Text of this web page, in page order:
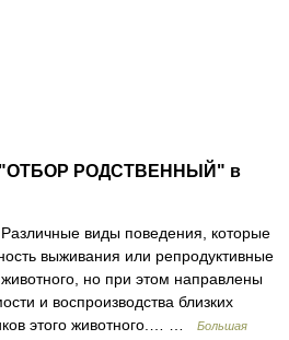
"ОТБОР РОДСТВЕННЫЙ" в
виды поведения, которые
выживания или репродуктивные
но при этом направлены
и воспроизводства близких
этого животного.… …
Большая